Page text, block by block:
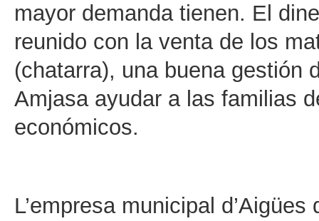
mayor demanda tienen. El
reunido con la venta de los
(chatarra), una buena gestión
Amjasa ayudar a las familias
económicos.
L’empresa municipal